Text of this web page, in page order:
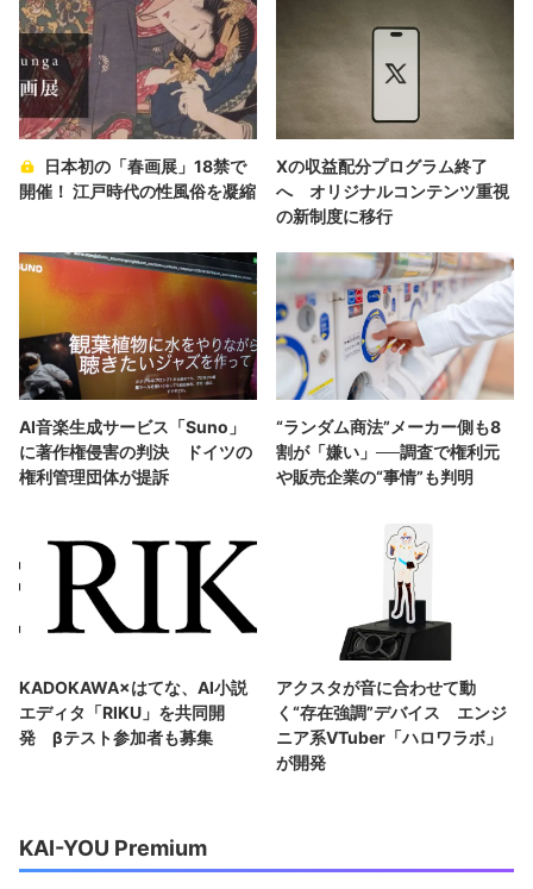
日本初の「春画展」18禁で
開催！ 江戸時代の性風俗を凝縮
Xの収益配分プログラム終了
へ オリジナルコンテンツ重視
の新制度に移行
AI音楽生成サービス「Suno」
に著作権侵害の判決 ドイツの
権利管理団体が提訴
“ランダム商法”メーカー側も8
割が「嫌い」──調査で権利元
や販売企業の“事情”も判明
KADOKAWA×はてな、AI小説
エディタ「RIKU」を共同開
発 βテスト参加者も募集
アクスタが音に合わせて動
く“存在強調”デバイス エンジ
ニア系VTuber「ハロワラボ」
が開発
KAI-YOU Premium